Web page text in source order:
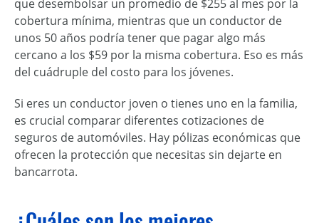
que desembolsar un promedio de $255 al mes por la
cobertura mínima, mientras que un conductor de
unos 50 años podría tener que pagar algo más
cercano a los $59 por la misma cobertura. Eso es más
del cuádruple del costo para los jóvenes.
Si eres un conductor joven o tienes uno en la familia,
es crucial comparar diferentes cotizaciones de
seguros de automóviles. Hay pólizas económicas que
ofrecen la protección que necesitas sin dejarte en
bancarrota.